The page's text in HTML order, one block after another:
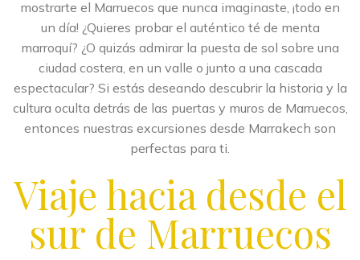
mostrarte el Marruecos que nunca imaginaste, ¡todo en
un día! ¿Quieres probar el auténtico té de menta
marroquí? ¿O quizás admirar la puesta de sol sobre una
ciudad costera, en un valle o junto a una cascada
espectacular? Si estás deseando descubrir la historia y la
cultura oculta detrás de las puertas y muros de Marruecos,
entonces nuestras excursiones desde Marrakech son
perfectas para ti.
Viaje hacia desde el
sur de Marruecos